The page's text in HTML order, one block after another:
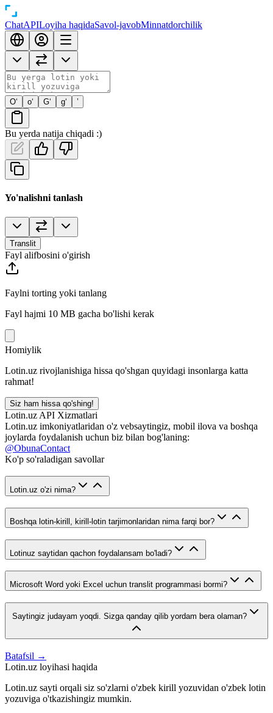
ChatAPILoyiha haqidaSavol-javobMinnatdorchilik
O‘ o‘ G‘ g‘ ’
Bu yerda natija chiqadi :)
Yo'nalishni tanlash
Translit
Fayl alifbosini o'girish
Faylni torting yoki tanlang
Fayl hajmi 10 MB gacha bo'lishi kerak
Homiylik
Lotin.uz rivojlanishiga hissa qo'shgan quyidagi insonlarga katta
rahmat!
Siz ham hissa qo'shing!
Lotin.uz API Xizmatlari
Lotin.uz imkoniyatlaridan o'z vebsaytingiz, mobil ilova va boshqa
joylarda foydalanish uchun biz bilan bog'laning:
@ObunaContact
Ko'p so'raladigan savollar
Lotin.uz o'zi nima?
Boshqa lotin-kirill, kirill-lotin tarjimonlaridan nima farqi bor?
Lotinuz saytidan qachon foydalansam bo'ladi?
Microsoft Word yoki Excel uchun translit programmasi bormi?
Saytingiz judayam yoqdi. Sizga qanday qilib yordam bera olaman?
Batafsil →
Lotin.uz loyihasi haqida
Lotin.uz sayti orqali siz so'zlarni o'zbek kirill yozuvidan o'zbek lotin
yozuviga o'tkazishingiz mumkin.